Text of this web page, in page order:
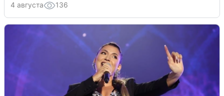
4 августа 136